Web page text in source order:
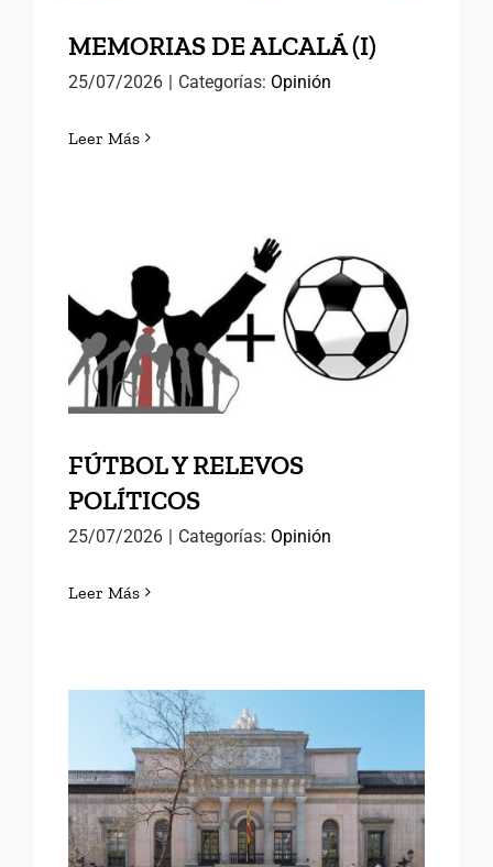
MEMORIAS DE ALCALÁ (I)
25/07/2026 | Categorías: Opinión
Leer Más
FÚTBOL Y RELEVOS
POLÍTICOS
FÚTBOL Y RELEVOS
POLÍTICOS
25/07/2026 | Categorías: Opinión
Leer Más
LORENA GONZÁLEZ
OLIVARES, NUEVA